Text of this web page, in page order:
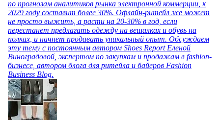
по прогнозам аналитиков рынка электронной коммерции, к
2029 году составит более 30%. Офлайн-ритейл же может
не просто выжить, а расти на 20-30% в год, если
перестанет предлагать одежду на вешалках и обувь на
полках, и начнет продавать уникальный опыт. Обсуждаем
эту тему с постоянным автором Shoes Report Еленой
Виноградовой, экспертом по закупкам и продажам в fashion-
бизнесе, автором блога для ритейла и байеров Fashion
Business Blog.